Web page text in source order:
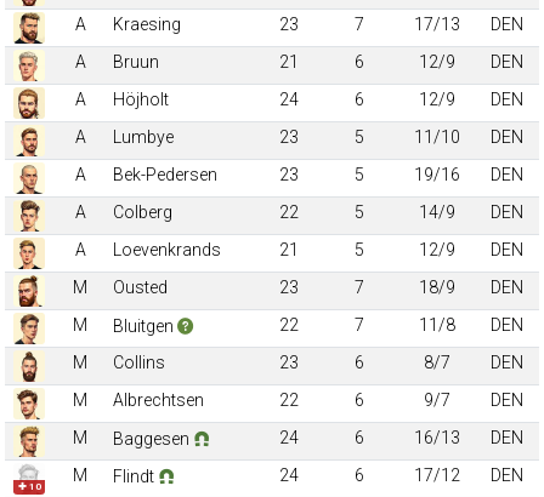
A
Kraesing 23 7 17/13
DEN
A
Bruun 21 6 12/9
DEN
A
Höjholt 24 6 12/9
DEN
A
Lumbye 23 5 11/10
DEN
A
Bek-Pedersen 23 5 19/16
DEN
A
Colberg 22 5 14/9
DEN
A
Loevenkrands 21 5 12/9
DEN
M
Ousted 23 7 18/9
DEN
M
Bluitgen 22 7 11/8
DEN
M
Collins 23 6 8/7
DEN
M
Albrechtsen 22 6 9/7
DEN
M
Baggesen 24 6 16/13 DEN
✚ 10
M Flindt 24 6 17/12
DEN